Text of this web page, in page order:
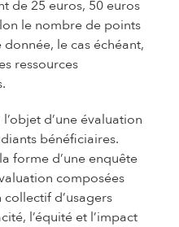
de 25 euros, 50 euros
le nombre de points
le cas échéant,
ressources
d’une évaluation
bénéficiaires.
forme d’une enquête
composées
collectif d’usagers
l’équité et l’impact